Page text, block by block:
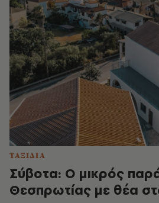
ΤΑΞΙΔΙΑ
Σύβοτα: Ο μικρός
Θεσπρωτίας με θέα